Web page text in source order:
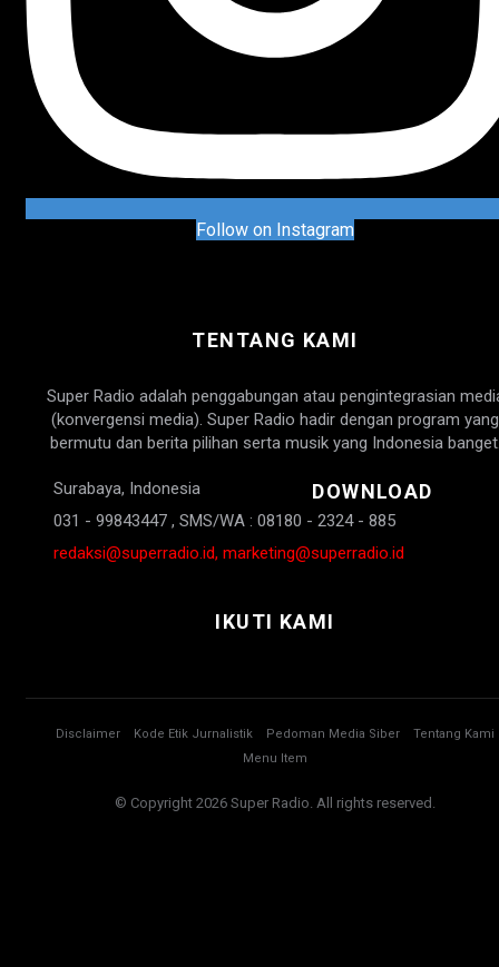
Follow on Instagram
TENTANG KAMI
Super Radio adalah penggabungan atau pengintegrasian
(konvergensi media). Super Radio hadir dengan program yang
bermutu dan berita pilihan serta musik yang Indonesia
Surabaya, Indonesia
031 - 99843447 , SMS/WA : 08180 - 2324 - 885
redaksi@superradio.id, marketing@superradio.id
DOWNLOAD
IKUTI KAMI
Disclaimer Kode Etik Jurnalistik Pedoman Media Siber
Tentang Kami
Menu Item
© Copyright 2026 Super Radio. All rights reserved.